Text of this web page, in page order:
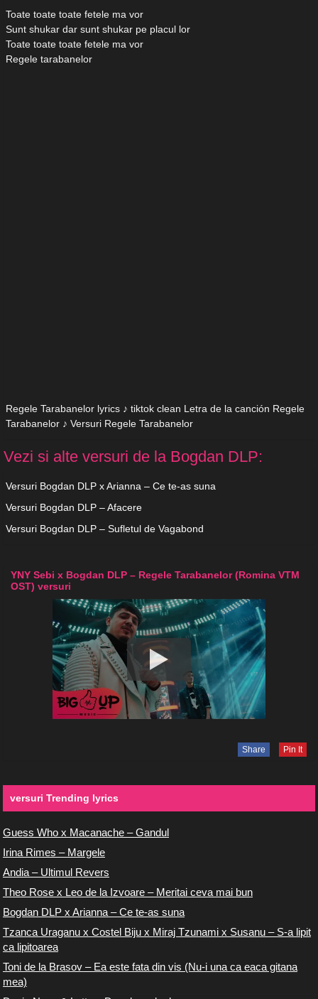
Toate toate toate fetele ma vor
Sunt shukar dar sunt shukar pe placul lor
Toate toate toate fetele ma vor
Regele tarabanelor
Regele Tarabanelor lyrics ♪ tiktok clean Letra de la canción Regele
Tarabanelor ♪ Versuri Regele Tarabanelor
Vezi si alte versuri de la Bogdan DLP:
Versuri Bogdan DLP x Arianna – Ce te-as suna
Versuri Bogdan DLP – Afacere
Versuri Bogdan DLP – Sufletul de Vagabond
YNY Sebi x Bogdan DLP – Regele Tarabanelor (Romina VTM
OST) versuri
Share Pin It
versuri Trending lyrics
Guess Who x Macanache – Gandul
Irina Rimes – Margele
Andia – Ultimul Revers
Theo Rose x Leo de la Izvoare – Meritai ceva mai bun
Bogdan DLP x Arianna – Ce te-as suna
Tzanca Uraganu x Costel Biju x Miraj Tzunami x Susanu – S-a lipit
ca lipitoarea
Toni de la Brasov – Ea este fata din vis (Nu-i una ca eaca gitana
mea)